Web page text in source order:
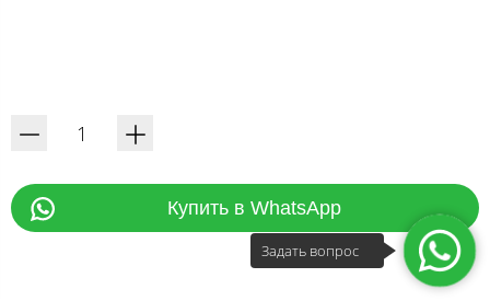
Купить в WhatsApp
Задать вопрос